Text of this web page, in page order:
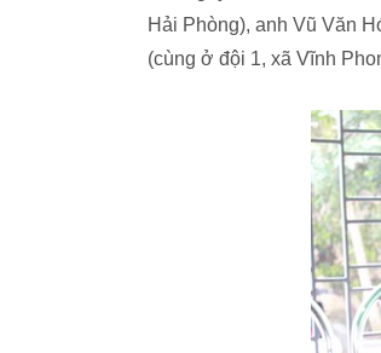
Hải Phòng), anh Vũ Văn
(cùng ở đội 1, xã Vĩnh